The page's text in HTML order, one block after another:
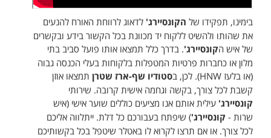
בימינו, תפקידו של הקונסיירג' לדאוג לרווחת האורח להנעים
את שהותו ולהשיט ללקוח יד מכוונת בכל הקשור בידע ובקשרים
של איש הקונסיירג'. בדרך כלל תמצאו אותו פועל סביב בתי
מלון או כחברות פרטיות המטפלות בלקוחות בעלי הכנסה גבוה
(או בלעז HNW). לכן, ב
סטודיו שף-ארז שטרן תמצאו אוזן
קשבת לכל צורך, בקשה וגחמה אישית קרובה. שירותי
קונסיירג' עילית אותם אנו מציעים כוללים שוער אישי (איש
שרות - קונסיירג') שיפתח בעבורכם כל דלת. ייתלווה אליכם
לכל צורך. או אם תרצו לקרוא לו באטלר שיטפל בכל בקשותיכם